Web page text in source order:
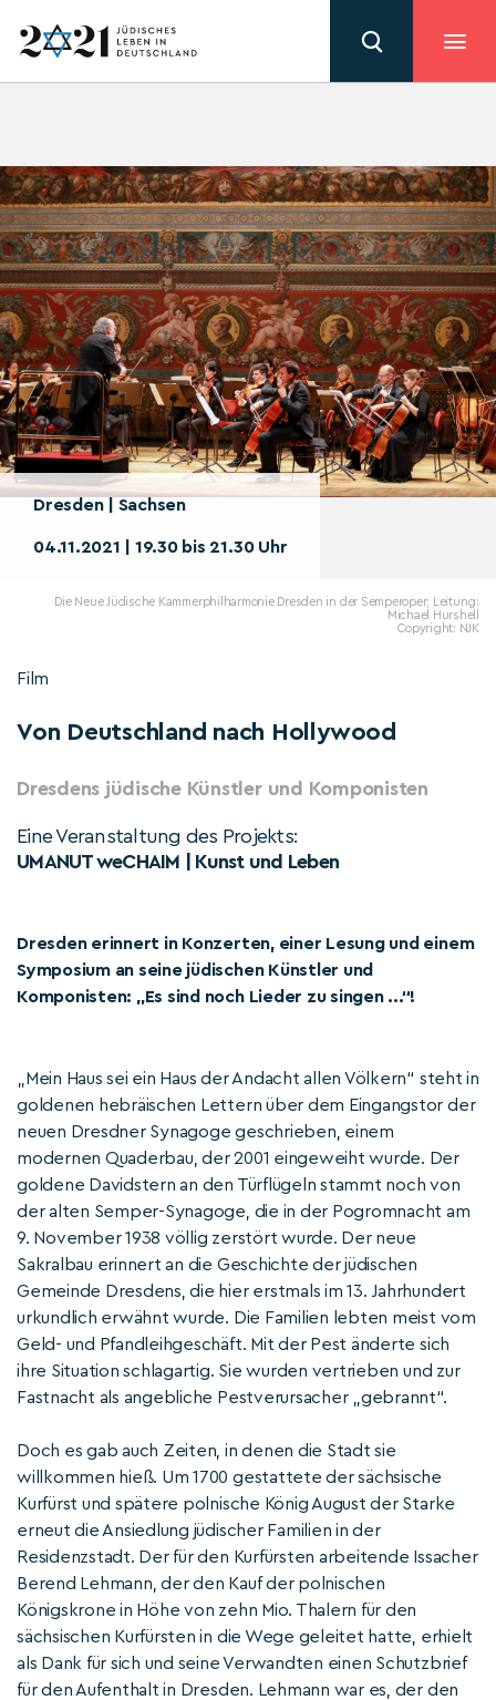
Dresden | Sachsen
04.11.2021 | 19.30 bis 21.30 Uhr
Die Neue Jüdische Kammerphilharmonie Dresden in der Semperoper; Leitung:
Michael Hurshell
Copyright: NJK
Film
Von Deutschland nach Hollywood
Dresdens jüdische Künstler und Komponisten
Eine Veranstaltung des Projekts:
UMANUT weCHAIM | Kunst und Leben
Dresden erinnert in Konzerten, einer Lesung und einem
Symposium an seine jüdischen Künstler und
Komponisten: „Es sind noch Lieder zu singen ...“!
„Mein Haus sei ein Haus der Andacht allen Völkern“ steht in
goldenen hebräischen Lettern über dem Eingangstor der
neuen Dresdner Synagoge geschrieben, einem
modernen Quaderbau, der 2001 eingeweiht wurde. Der
goldene Davidstern an den Türflügeln stammt noch von
der alten Semper-Synagoge, die in der Pogromnacht am
9. November 1938 völlig zerstört wurde. Der neue
Sakralbau erinnert an die Geschichte der jüdischen
Gemeinde Dresdens, die hier erstmals im 13. Jahrhundert
urkundlich erwähnt wurde. Die Familien lebten meist vom
Geld- und Pfandleihgeschäft. Mit der Pest änderte sich
ihre Situation schlagartig. Sie wurden vertrieben und zur
Fastnacht als angebliche Pestverursacher „gebrannt“.
Doch es gab auch Zeiten, in denen die Stadt sie
willkommen hieß. Um 1700 gestattete der sächsische
Kurfürst und spätere polnische König August der Starke
erneut die Ansiedlung jüdischer Familien in der
Residenzstadt. Der für den Kurfürsten arbeitende Issacher
Berend Lehmann, der den Kauf der polnischen
Königskrone in Höhe von zehn Mio. Thalern für den
sächsischen Kurfürsten in die Wege geleitet hatte, erhielt
als Dank für sich und seine Verwandten einen Schutzbrief
für den Aufenthalt in Dresden. Lehmann war es, der den